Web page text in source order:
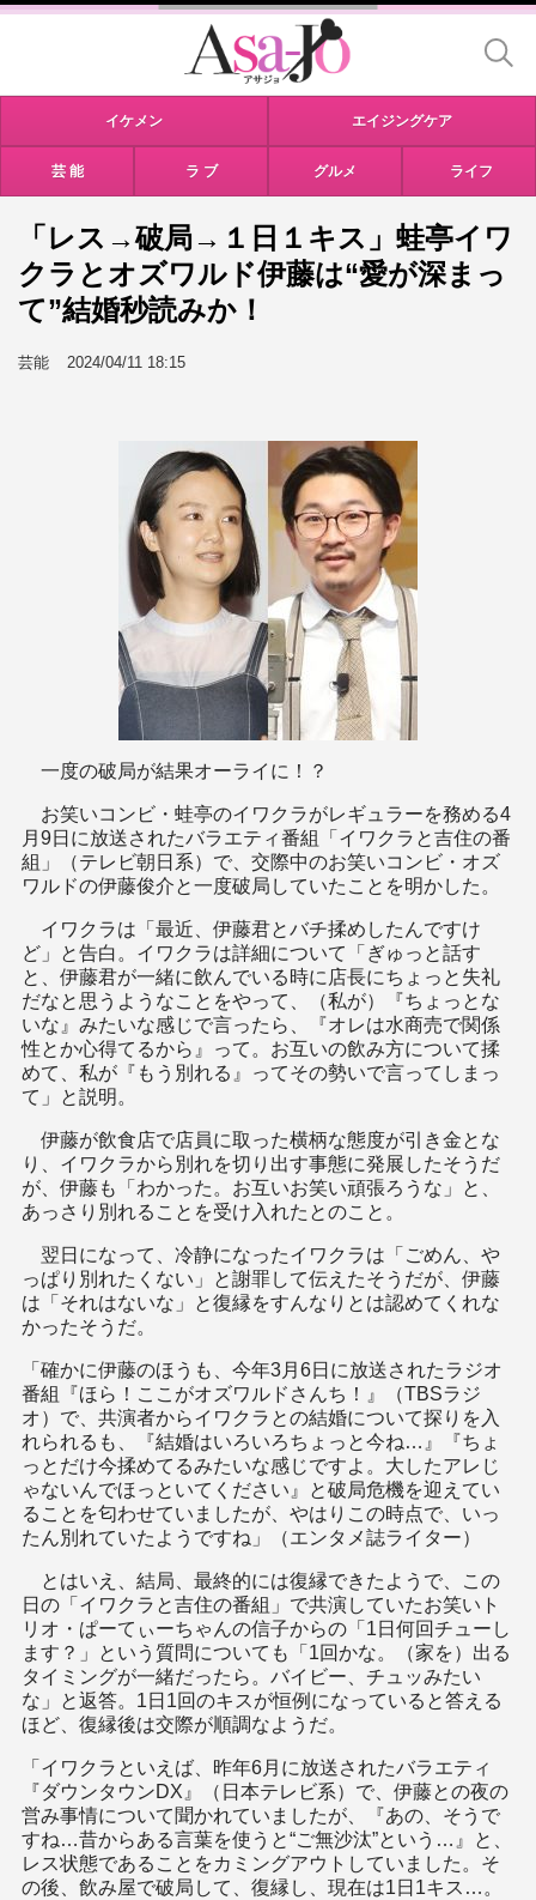
イケメン エイジングケア
芸 能 ラ ブ グルメ ライフ
「レス→破局→１日１キス」蛙亭イワ
クラとオズワルド伊藤は“愛が深まっ
て”結婚秒読みか！
芸能 2024/04/11 18:15
一度の破局が結果オーライに！？
お笑いコンビ・蛙亭のイワクラがレギュラーを務める4
月9日に放送されたバラエティ番組「イワクラと吉住の番
組」（テレビ朝日系）で、交際中のお笑いコンビ・オズ
ワルドの伊藤俊介と一度破局していたことを明かした。
イワクラは「最近、伊藤君とバチ揉めしたんですけ
ど」と告白。イワクラは詳細について「ぎゅっと話す
と、伊藤君が一緒に飲んでいる時に店長にちょっと失礼
だなと思うようなことをやって、（私が）『ちょっとな
いな』みたいな感じで言ったら、『オレは水商売で関係
性とか心得てるから』って。お互いの飲み方について揉
めて、私が『もう別れる』ってその勢いで言ってしまっ
て」と説明。
伊藤が飲食店で店員に取った横柄な態度が引き金とな
り、イワクラから別れを切り出す事態に発展したそうだ
が、伊藤も「わかった。お互いお笑い頑張ろうな」と、
あっさり別れることを受け入れたとのこと。
翌日になって、冷静になったイワクラは「ごめん、や
っぱり別れたくない」と謝罪して伝えたそうだが、伊藤
は「それはないな」と復縁をすんなりとは認めてくれな
かったそうだ。
「確かに伊藤のほうも、今年3月6日に放送されたラジオ
番組『ほら！ここがオズワルドさんち！』（TBSラジ
オ）で、共演者からイワクラとの結婚について探りを入
れられるも、『結婚はいろいろちょっと今ね…』『ちょ
っとだけ今揉めてるみたいな感じですよ。大したアレじ
ゃないんでほっといてください』と破局危機を迎えてい
ることを匂わせていましたが、やはりこの時点で、いっ
たん別れていたようですね」（エンタメ誌ライター）
とはいえ、結局、最終的には復縁できたようで、この
日の「イワクラと吉住の番組」で共演していたお笑いト
リオ・ぱーてぃーちゃんの信子からの「1日何回チューし
ます？」という質問についても「1回かな。（家を）出る
タイミングが一緒だったら。バイビー、チュッみたい
な」と返答。1日1回のキスが恒例になっていると答える
ほど、復縁後は交際が順調なようだ。
「イワクラといえば、昨年6月に放送されたバラエティ
『ダウンタウンDX』（日本テレビ系）で、伊藤との夜の
営み事情について聞かれていましたが、『あの、そうで
すね…昔からある言葉を使うと“ご無沙汰”という…』と、
レス状態であることをカミングアウトしていました。そ
の後、飲み屋で破局して、復縁し、現在は1日1キス…。